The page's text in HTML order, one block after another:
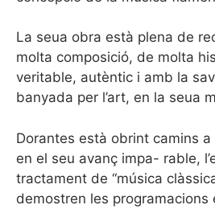
La seua obra està plena de
molta composició, de molta
veritable, autèntic i amb la
banyada per l’art, en la seua
Dorantes està obrint camins
en el seu avanç impa- rable,
tractament de “música
demostren les programacions